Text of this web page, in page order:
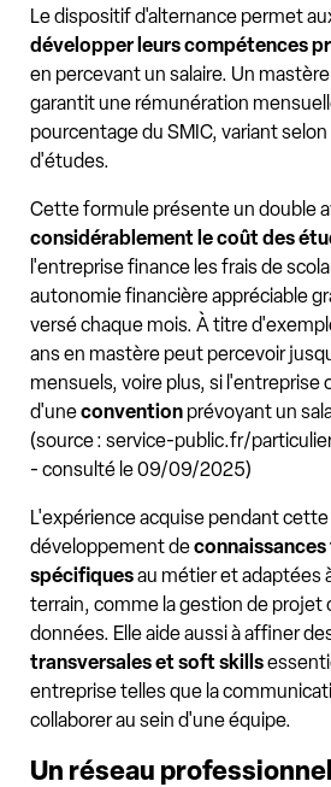
Le dispositif d'alternance permet
développer leurs compétences
en percevant un salaire. Un
garantit une rémunération
pourcentage du SMIC, variant selon
d'études.
Cette formule présente un double
considérablement le coût des
l'entreprise finance les frais de
autonomie financière appréciable
versé chaque mois. À titre
ans en mastère peut percevoir
mensuels, voire plus, si l'entreprise
d'uneconvention prévoyant un
(source : service-public.fr/
- consulté le 09/09/2025)
L'expérience acquise pendant
développement de
spécifiquesau métier et adaptées
terrain, comme la gestion de projet
données. Elle aide aussi à affiner
transversales et soft skills
entreprise telles que la
collaborer au sein d'une équipe.
Un réseau